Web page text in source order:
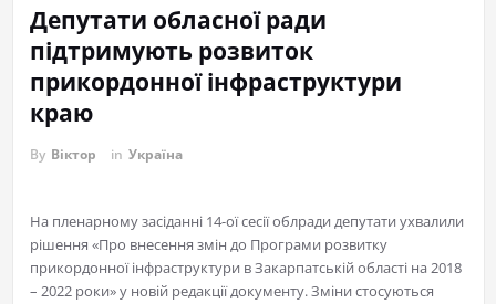
Депутати обласної ради
підтримують розвиток
прикордонної інфраструктури
краю
By Віктор in Україна
На пленарному засіданні 14-ої сесії облради депутати ухвалили
рішення «Про внесення змін до Програми розвитку
прикордонної інфраструктури в Закарпатській області на 2018
– 2022 роки» у новій редакції документу. Зміни стосуються